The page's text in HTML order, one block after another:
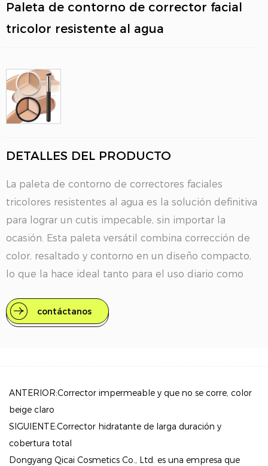
Paleta de contorno de corrector facial
tricolor resistente al agua
DETALLES DEL PRODUCTO
La paleta de contorno de correctores faciales
tricolores resistentes al agua es la solución definitiva
para lograr un cutis impecable, sin importar la
ocasión. Esta paleta versátil combina corrección de
color, resaltado y contorno en un diseño compacto,
lo que la hace ideal tanto para el uso diario como
Características clave
eficazmente las rojeces, mientras que los tonos
naranja y rosa son perfectos para aclarar las ojeras y
las venas. El tono violáceo ayuda a ocultar los
moretones, asegurando que tu piel luzca uniforme y
radiante.
contáctanos
ANTERIOR:Corrector impermeable y que no se corre, color
beige claro
SIGUIENTE:Corrector hidratante de larga duración y
cobertura total
Dongyang Qicai Cosmetics Co., Ltd. es una empresa que